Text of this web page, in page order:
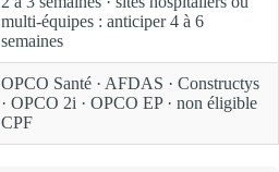
multi-équipes : anticiper 4 à 6
semaines
OPCO Santé · AFDAS · Constructys
· OPCO 2i · OPCO EP · non éligible
CPF